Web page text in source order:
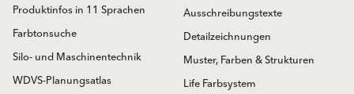
Produktinfos in 11 Sprachen
Farbtonsuche
Silo- und Maschinentechnik
WDVS-Planungsatlas
Ausschreibungstexte
Detailzeichnungen
Muster, Farben & Strukturen
Life Farbsystem